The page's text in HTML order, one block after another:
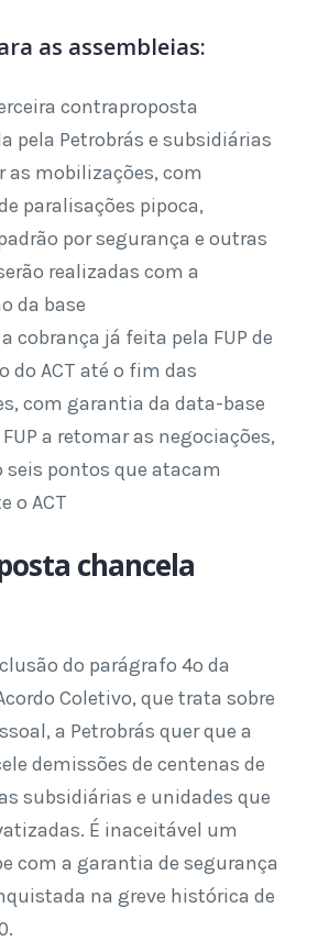
as assembleias:
contraproposta
pela Petrobrás e subsidiárias
as mobilizações, com
paralisações pipoca,
por segurança e outras
realizadas com a
da base
cobrança já feita pela FUP de
do ACT até o fim das
com garantia da data-base
a retomar as negociações,
seis pontos que atacam
o ACT
chancela
do parágrafo 4º da
Coletivo, que trata sobre
a Petrobrás quer que a
demissões de centenas de
subsidiárias e unidades que
É inaceitável um
com a garantia de segurança
na greve histórica de